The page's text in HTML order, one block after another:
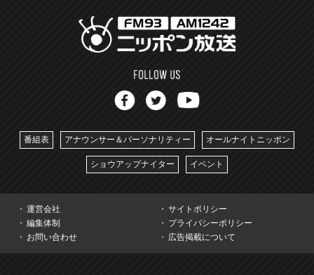
番組表 アナウンサー＆パーソナリティー オールナイトニッポン
ショウアップナイター イベント
運営会社
サイトポリシー
編集体制
プライバシーポリシー
お問い合わせ
広告掲載について